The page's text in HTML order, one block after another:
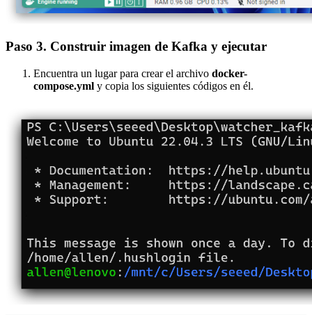
Paso 3. Construir imagen de Kafka y ejecutar
Encuentra un lugar para crear el archivo docker-
compose.yml y copia los siguientes códigos en él.